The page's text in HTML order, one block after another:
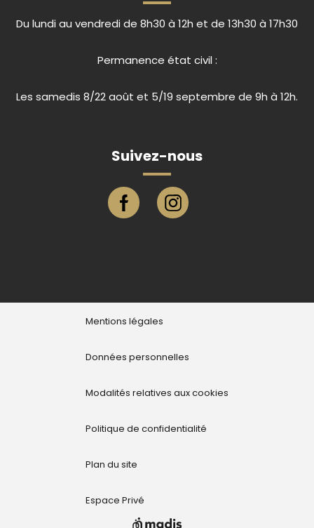
Du lundi au vendredi de 8h30 à 12h et de 13h30 à 17h30
Permanence état civil :
Les samedis 8/22 août et 5/19 septembre de 9h à 12h.
Suivez-nous
Page facebook ville de Eu
Compte instagram ville de
Mentions légales
Données personnelles
Modalités relatives aux cookies
Politique de confidentialité
Plan du site
Espace Privé